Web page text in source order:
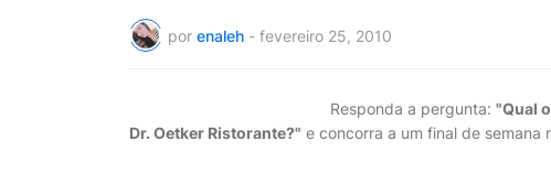
por enaleh - fevereiro 25, 2010
Responda a pergunta: "Qual
Dr. Oetker Ristorante?" e concorra a um final de semana